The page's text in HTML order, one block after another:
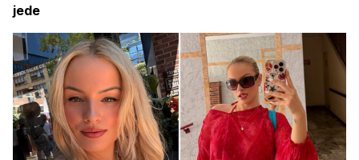
jede